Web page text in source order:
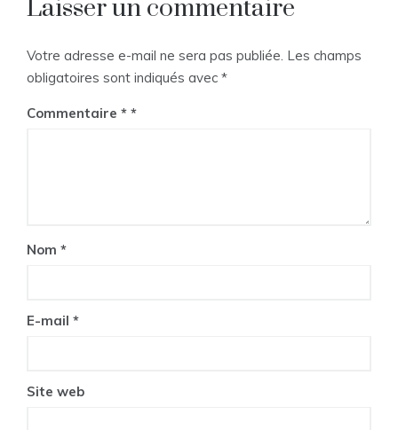
l’article
Laisser un commentaire
Votre adresse e-mail ne sera pas publiée. Les champs
obligatoires sont indiqués avec *
Commentaire *
Nom *
E-mail *
Site web